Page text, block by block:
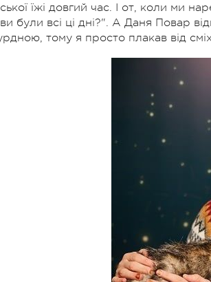
їжі довгий час. І от, коли ми
були всі ці дні?". А Даня Повар
тому я просто плакав від